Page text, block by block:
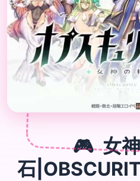
🎮 女
石